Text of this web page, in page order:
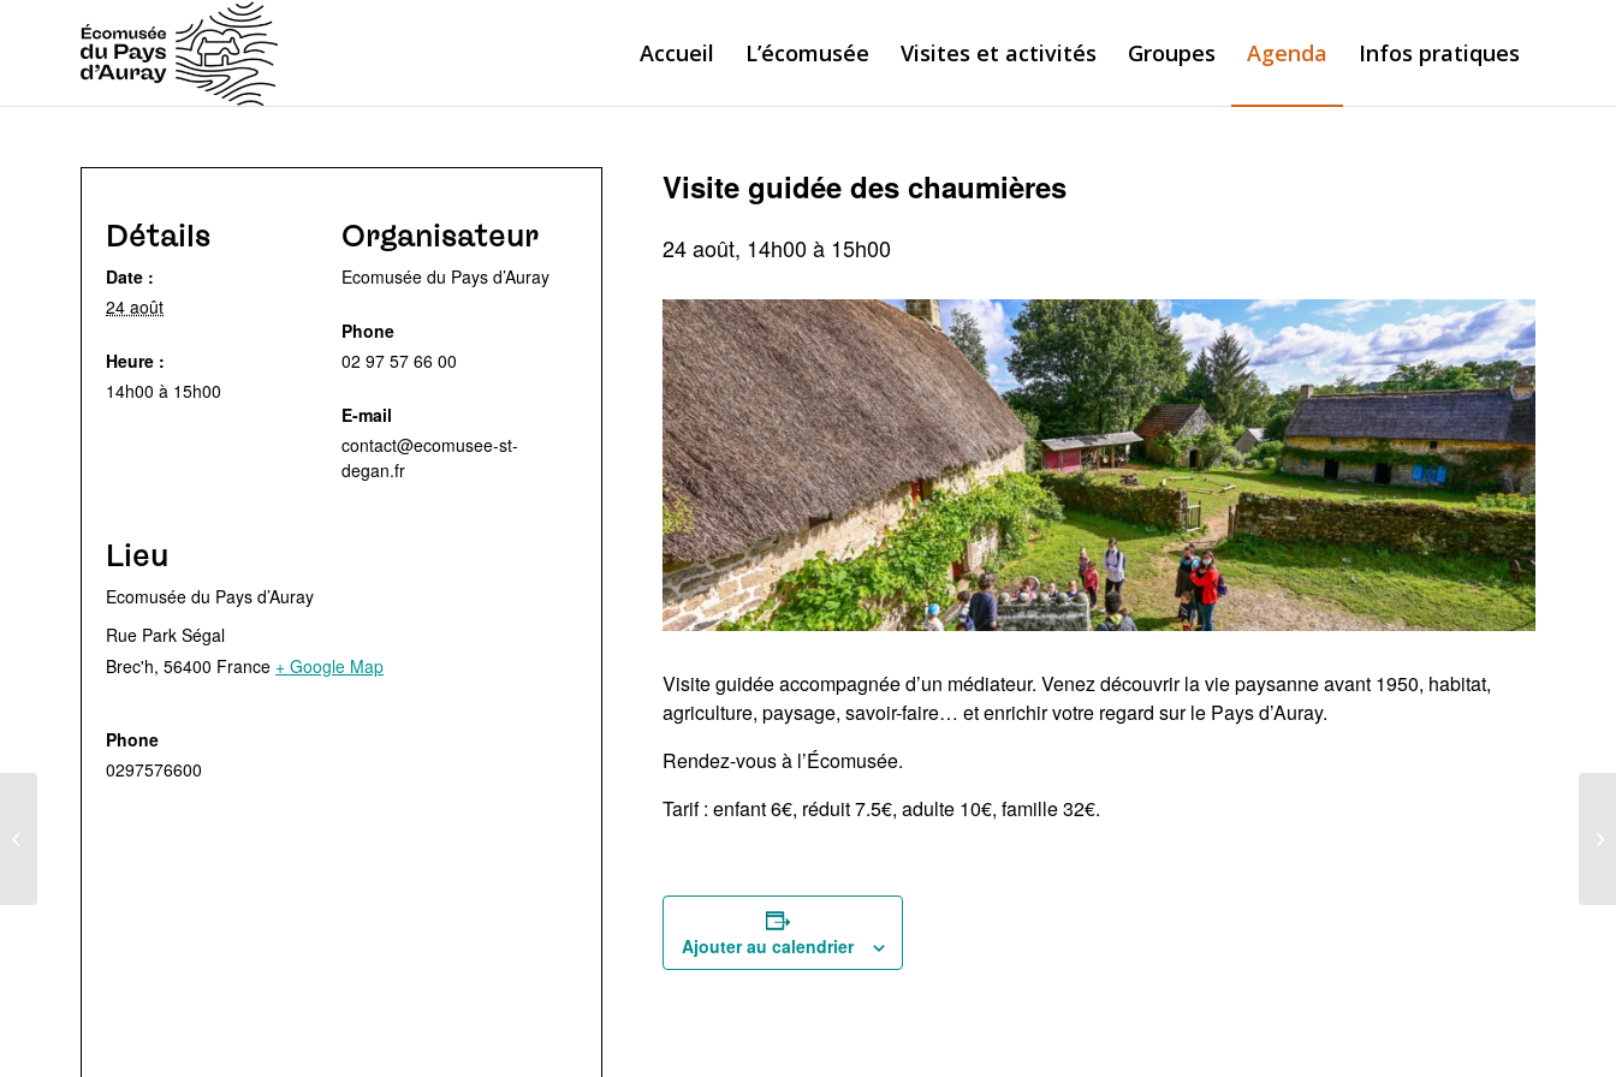
Accueil L’écomusée Visites et activités Groupes Agenda Infos pratiques
Visite guidée des chaumières
24 août, 14h00à 15h00
Visite guidée accompagnée d’un médiateur. Venez découvrir la vie paysanne avant 1950, habitat,
agriculture, paysage, savoir-faire… et enrichir votre regard sur le Pays d’Auray.
Rendez-vous à l’Écomusée.
Tarif : enfant 6€, réduit 7.5€, adulte 10€, famille 32€.
Ajouter au calendrier
Détails
Date :
24 août
Heure :
14h00 à 15h00
Organisateur
Ecomusée du Pays d’Auray
Phone
02 97 57 66 00
E-mail
contact@ecomusee-st-
degan.fr
Lieu
Ecomusée du Pays d’Auray
Rue Park Ségal
Brec'h, 56400 France + Google Map
Phone
0297576600